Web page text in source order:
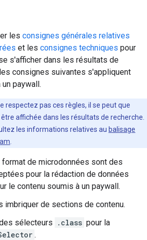
les consignes générales relatives
et les consignes techniques pour
s'afficher dans les résultats de
consignes suivantes s'appliquent
paywall.
respectez pas ces règles, il se peut que
affichée dans les résultats de recherche.
les informations relatives au balisage
de microdonnées sont des
pour la rédaction de données
le contenu soumis à un paywall.
imbriquer de sections de contenu.
sélecteurs
.class pour la
.